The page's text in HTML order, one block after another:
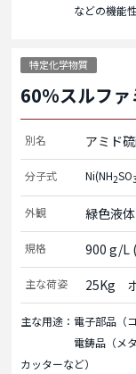
などの機能性
特定化学物質
60%スルファ
別名 アミド
分子式 Ni(NH2SO3
外観 緑色液体
規格 900 g/L
主な荷姿 25Kg　
主な用途：電子部品（
電鋳品（メタルマ
カッターなど）